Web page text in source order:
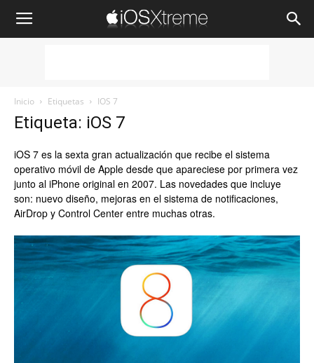
iOSXtreme
Inicio Etiquetas IOS 7
Etiqueta: iOS 7
iOS 7 es la sexta gran actualización que recibe el sistema
operativo móvil de Apple desde que apareciese por primera vez
junto al iPhone original en 2007. Las novedades que incluye
son: nuevo diseño, mejoras en el sistema de notificaciones,
AirDrop y Control Center entre muchas otras.